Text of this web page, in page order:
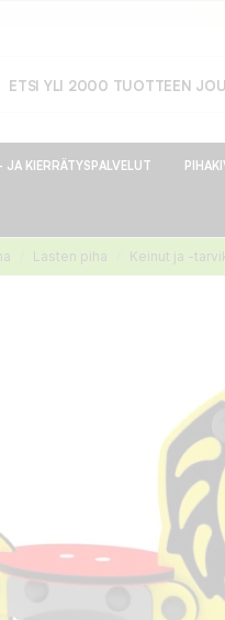
JA KIERRÄTYSPALVELUT
Lasten piha Keinut ja -